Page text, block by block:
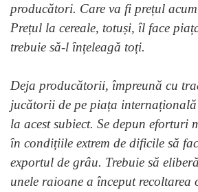
producători. Care va fi prețul
Prețul la cereale, totuși, îl face
trebuie să-l înțeleagă toți.
Deja producătorii, împreună cu
jucătorii de pe piața
la acest subiect. Se depun eforturi
în condițiile extrem de dificile să
exportul de grâu. Trebuie să
unele raioane a început